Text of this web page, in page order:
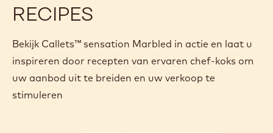
RECIPES
Bekijk Callets™ sensation Marbled in actie en laat u
inspireren door recepten van ervaren chef-koks om
uw aanbod uit te breiden en uw verkoop te
stimuleren